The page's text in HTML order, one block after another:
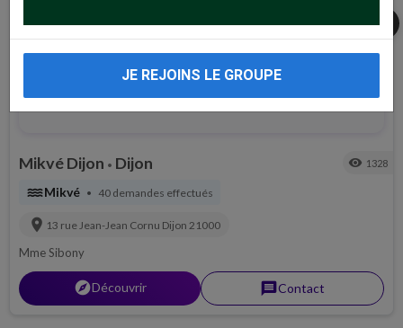
share
Mikvé Dijon • Dijon visibility 1328
waterMikvé • 40 demandes effectués
location_on 13 rue Jean-Jean Cornu Dijon 21000
Mme Sibony
explorerDécouvrir messageContact
JE REJOINS LE GROUPE